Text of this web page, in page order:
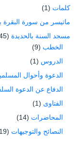
كلمات (1)
ماتيسر من سورة البقرة
مسجد السنة بالحديدة (45)
الخطب (9)
الدروس (1)
الدعوة وأحوال
الدفاع عن الدعوة
الفتاوى (1)
المحاضرات (14)
النصائح والتوجيهات (19)